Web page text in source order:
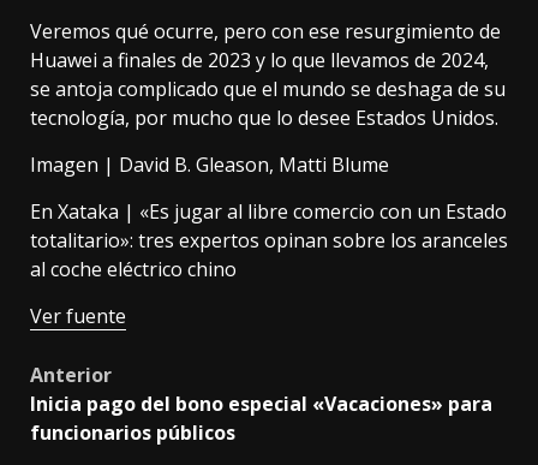
Veremos qué ocurre, pero con ese resurgimiento de
Huawei a finales de 2023 y lo que llevamos de 2024,
se antoja complicado que el mundo se deshaga de su
tecnología, por mucho que lo desee Estados Unidos.
Imagen | David B. Gleason, Matti Blume
En Xataka | «Es jugar al libre comercio con un Estado
totalitario»: tres expertos opinan sobre los aranceles
al coche eléctrico chino
Ver fuente
Post
navigation
Anterior
Inicia pago del bono especial «Vacaciones» para
funcionarios públicos